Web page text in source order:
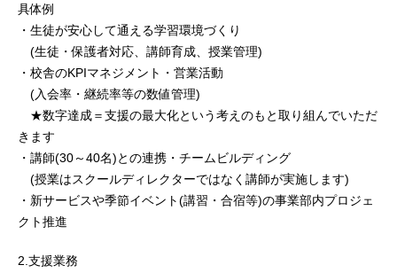
具体例
・生徒が安心して通える学習環境づくり
(生徒・保護者対応、講師育成、授業管理)
・校舎のKPIマネジメント・営業活動
(入会率・継続率等の数値管理)
★数字達成＝支援の最大化という考えのもと取り組んでいただ
きます
・講師(30～40名)との連携・チームビルディング
(授業はスクールディレクターではなく講師が実施します)
・新サービスや季節イベント(講習・合宿等)の事業部内プロジェ
クト推進
2.支援業務